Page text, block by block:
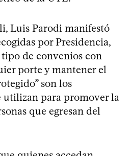
Luis Parodi manifestó
por Presidencia,
tipo de convenios con
porte y mantener el
son los
utilizan para promover la
que egresan del